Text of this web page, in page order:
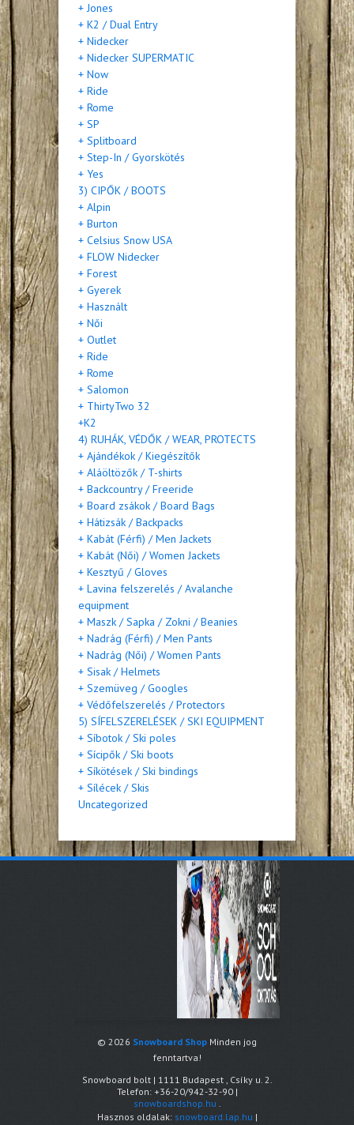
+ Jones
+ K2 / Dual Entry
+ Nidecker
+ Nidecker SUPERMATIC
+ Now
+ Ride
+ Rome
+ SP
+ Splitboard
+ Step-In / Gyorskötés
+ Yes
3) CIPŐK / BOOTS
+ Alpin
+ Burton
+ Celsius Snow USA
+ FLOW Nidecker
+ Forest
+ Gyerek
+ Használt
+ Női
+ Outlet
+ Ride
+ Rome
+ Salomon
+ ThirtyTwo 32
+K2
4) RUHÁK, VÉDŐK / WEAR, PROTECTS
+ Ajándékok / Kiegészítők
+ Aláöltözők / T-shirts
+ Backcountry / Freeride
+ Board zsákok / Board Bags
+ Hátizsák / Backpacks
+ Kabát (Férfi) / Men Jackets
+ Kabát (Női) / Women Jackets
+ Kesztyű / Gloves
+ Lavina felszerelés / Avalanche
equipment
+ Maszk / Sapka / Zokni / Beanies
+ Nadrág (Férfi) / Men Pants
+ Nadrág (Női) / Women Pants
+ Sisak / Helmets
+ Szemüveg / Googles
+ Védőfelszerelés / Protectors
5) SÍFELSZERELÉSEK / SKI EQUIPMENT
+ Síbotok / Ski poles
+ Sícipők / Ski boots
+ Síkötések / Ski bindings
+ Sílécek / Skis
Uncategorized
© 2026 Snowboard Shop Minden jog
fenntartva!
Snowboard bolt | 1111 Budapest , Csíky u. 2.
Telefon: +36-20/942-32-90|
snowboardshop.hu .
Hasznos oldalak: snowboard.lap.hu |